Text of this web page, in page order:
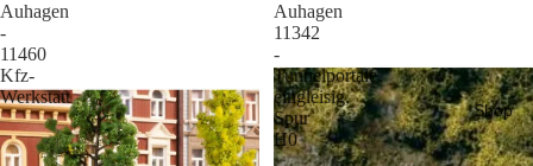
Shop
Auhagen
-
11460
Kfz-
Werkstatt
Auhagen
11342
-
Tunnelportale
eingleisig,
Spur
H0